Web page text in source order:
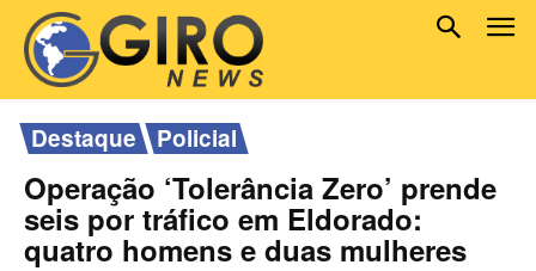
Destaque Policial
Operação ‘Tolerância Zero’ prende
seis por tráfico em Eldorado:
quatro homens e duas mulheres